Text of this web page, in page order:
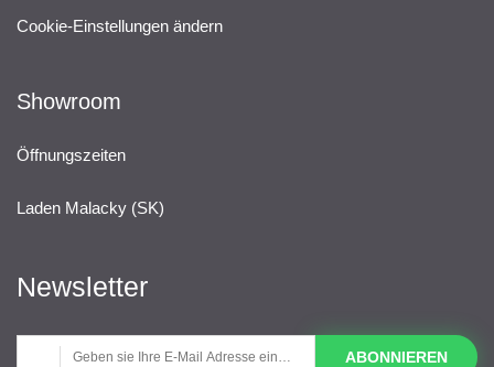
Cookie-Einstellungen ändern
Showroom
Öffnungszeiten
Laden Malacky (SK)
Newsletter
ABONNIEREN